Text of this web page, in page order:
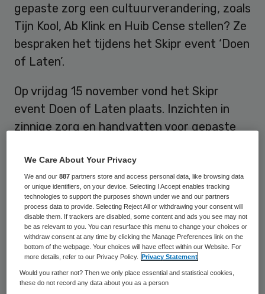
gepaste zorg een cultuurverandering, zoals
Tijn Kool, Ab Klink en Huib Cense stellen? Ze
bespraken het tijdens het Skipr event ‘Doen
of Laten’.
Op vrijdag 15 november vond het Skipr
event Doen of Laten plaats. Inzichten in
zinnige zorg en handvatten voor gepaste
van de geleverde zorg in Nederland heeft
beperkte of geen waarde voor de patiënt.
Hoog tijd dus om eens kritisch te kijken
naar de manier waarop de Nederlandse
zorg georganiseerd is. Wat is nu precies
zinnige zorg en wat moeten we verstaan
onder niet-gepaste zorg?
We Care About Your Privacy
We and our887 partners store and access personal data, like browsing data
or unique identifiers, on your device. Selecting I Accept enables tracking
technologies to support the purposes shown under we and our partners
process data to provide. Selecting Reject All or withdrawing your consent will
disable them. If trackers are disabled, some content and ads you see may not
be as relevant to you. You can resurface this menu to change your choices or
withdraw consent at any time by clicking the Manage Preferences link on the
bottom of the webpage. Your choices will have effect within our Website. For
more details, refer to our Privacy Policy.
Privacy Statement
Would you rather not? Then we only place essential and statistical cookies,
these do not record any data about you as a person